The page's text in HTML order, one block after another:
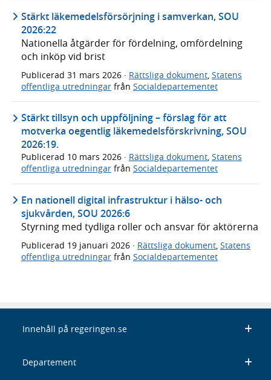
Stärkt läkemedelsförsörjning i samverkan, SOU
2026:22
Nationella åtgärder för fördelning, omfördelning
och inköp vid brist
Publicerad 31 mars 2026 · Rättsliga dokument, Statens
offentliga utredningar från Socialdepartementet
Stärkt tillsyn och uppföljning – förslag för att
motverka oegentlig läkemedelsförskrivning, SOU
2026:19.
Publicerad 10 mars 2026 · Rättsliga dokument, Statens
offentliga utredningar från Socialdepartementet
En nationell digital infrastruktur i hälso- och
sjukvården, SOU 2026:6
Styrning med tydliga roller och ansvar för aktörerna
Publicerad 19 januari 2026 · Rättsliga dokument, Statens
offentliga utredningar från Socialdepartementet
Innehåll på regeringen.se
Departement